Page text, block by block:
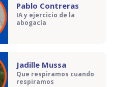
Pablo Contreras
IA y ejercicio de la
abogacía
Jadille Mussa
Que respiramos cuando
respiramos